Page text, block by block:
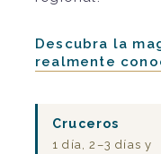
Descubra la
realmente
Cruceros
1 día, 2–3 días y